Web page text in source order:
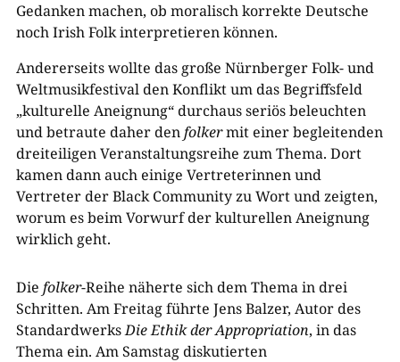
Gedanken machen, ob moralisch korrekte Deutsche
noch Irish Folk interpretieren können.
Andererseits wollte das große Nürnberger Folk- und
Weltmusikfestival den Konflikt um das Begriffsfeld
„kulturelle Aneignung“ durchaus seriös beleuchten
und betraute daher denfolkermit einer begleitenden
dreiteiligen Veranstaltungsreihe zum Thema. Dort
kamen dann auch einige Vertreterinnen und
Vertreter der Black Community zu Wort und zeigten,
worum es beim Vorwurf der kulturellen Aneignung
wirklich geht.
Die folker-Reihe näherte sich dem Thema in drei
Schritten. Am Freitag führte Jens Balzer, Autor des
StandardwerksDie Ethik der Appropriation, in das
Thema ein. Am Samstag diskutierten